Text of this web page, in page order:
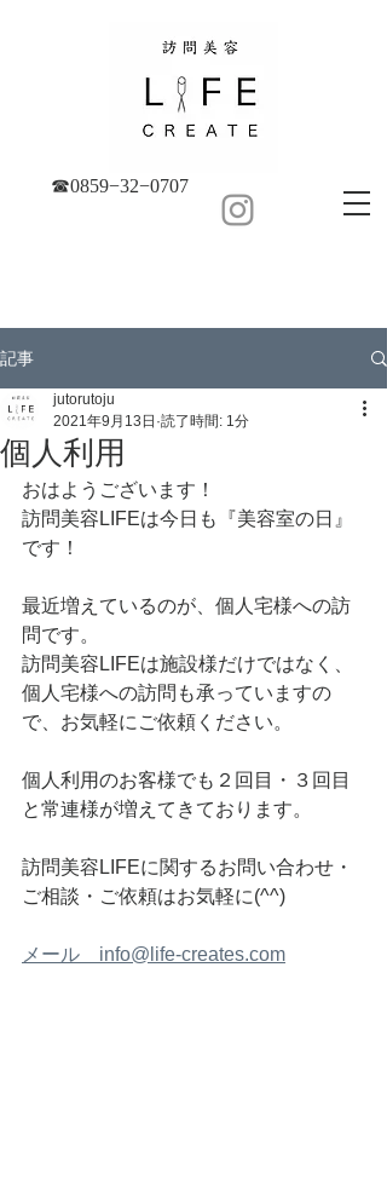
☎︎0859−32−0707
記事
個人利用
jutorutoju
2021年9月13日 読了時間: 1分
おはようございます！
訪問美容LIFEは今日も『美容室の日』
です！
最近増えているのが、個人宅様への訪
問です。
訪問美容LIFEは施設様だけではなく、
個人宅様への訪問も承っていますの
で、お気軽にご依頼ください。
個人利用のお客様でも２回目・３回目
と常連様が増えてきております。
訪問美容LIFEに関するお問い合わせ・
ご相談・ご依頼はお気軽に(^^)
メール　info@life-creates.com